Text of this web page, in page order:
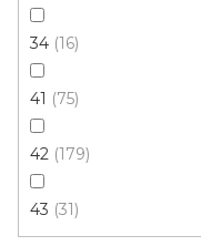
34 16
41 75
42 179
43 31
674 Kč
FatraClick